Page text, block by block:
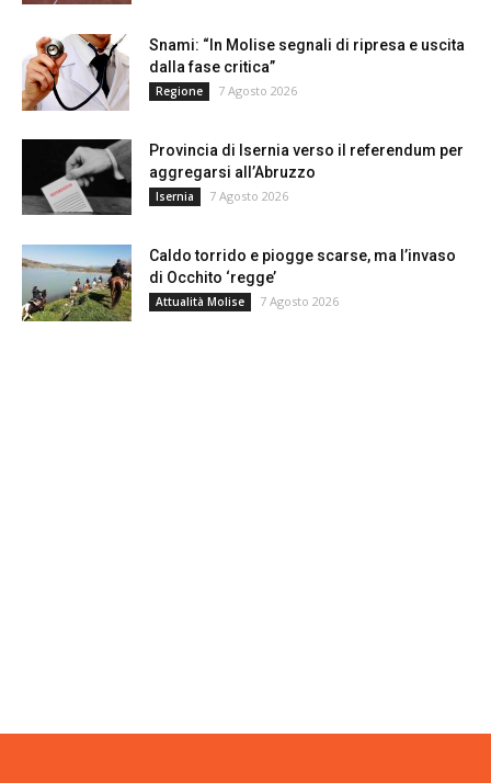
Snami: “In Molise segnali di ripresa e uscita
dalla fase critica”
Regione 7 Agosto 2026
Provincia di Isernia verso il referendum per
aggregarsi all’Abruzzo
Isernia 7 Agosto 2026
Caldo torrido e piogge scarse, ma l’invaso
di Occhito ‘regge’
Attualità Molise 7 Agosto 2026